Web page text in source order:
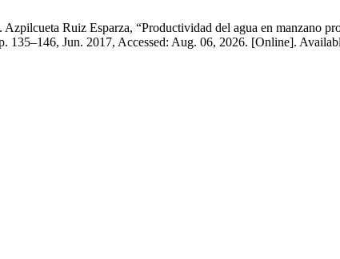
Ruiz Esparza, “Productividad del agua en manzano
135–146, Jun. 2017, Accessed: Aug. 06, 2026. [Online].